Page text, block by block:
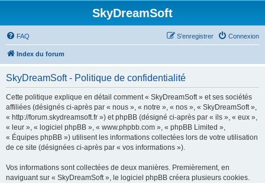
SkyDreamSoft
FAQ Connexion
S’enregistrer
Index du forum
SkyDreamSoft - Politique de confidentialité
Cette politique explique en détail comment « SkyDreamSoft » et ses sociétés
affiliées (désignés ci-après par « nous », « notre », « nos », « SkyDreamSoft »,
« http://forum.skydreamsoft.fr ») et phpBB (désigné ci-après par « ils », « eux »,
« leur », « logiciel phpBB », « www.phpbb.com », « phpBB Limited »,
« Équipes phpBB ») utilisent les informations collectées lors de votre utilisation
de ce site (désignées ci-après par « vos informations »).
Vos informations sont collectées de deux manières. Premièrement, en
naviguant sur « SkyDreamSoft », le logiciel phpBB créera plusieurs cookies.